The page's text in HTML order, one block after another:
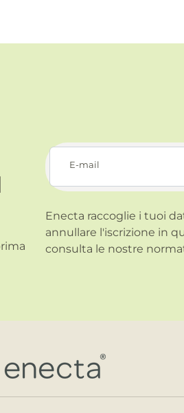
E-mail
Enecta raccoglie i tuoi
annullare l'iscrizione in
consulta le nostre